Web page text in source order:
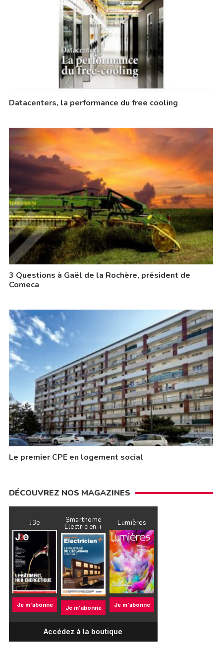
Datacenters, la performance du free cooling
3 Questions à Gaël de la Rochère, président de
Comeca
Le premier CPE en logement social
DÉCOUVREZ NOS MAGAZINES
J3e
Je m'abonne
Smarthome
Électricien +
Je m'abonne
Lumières
Je m'abonne
Accédez à la boutique